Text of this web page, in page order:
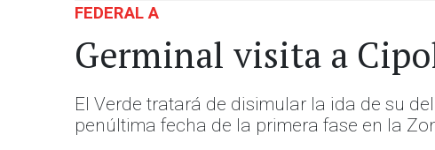
FEDERAL A
Germinal visita a
El Verde tratará de disimular la ida de su
penúltima fecha de la primera fase en la